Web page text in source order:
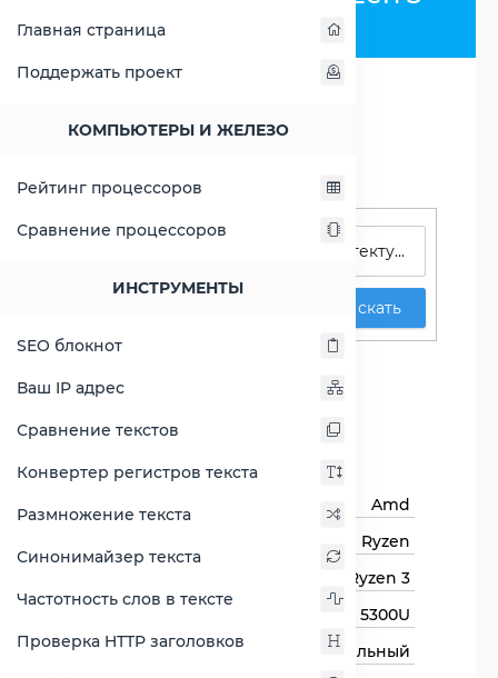
Главная страница
Поддержать проект
КОМПЬЮТЕРЫ И ЖЕЛЕЗО
Рейтинг процессоров
Сравнение процессоров
ИНСТРУМЕНТЫ
SEO блокнот
Ваш IP адрес
Сравнение текстов
Конвертер регистров текста
Размножение текста
Синонимайзер текста
Частотность слов в тексте
Проверка HTTP заголовков
Искать
Ryzen 3 5300U
Основная информация
Amd
Ryzen
Ryzen 3
5300U
Тип процессора
Мобильный